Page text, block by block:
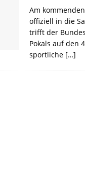
Am
offiziell in die
trifft der
Pokals auf den
sportliche […]